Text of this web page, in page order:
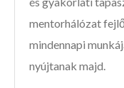
mentorhálózat
mindennapi
nyújtanak majd.